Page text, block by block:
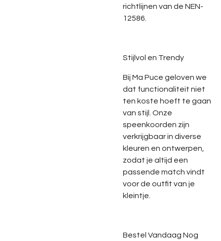
richtlijnen van de NEN-
12586.
Stijlvol en Trendy
Bij Ma Puce geloven we
dat functionaliteit niet
ten koste hoeft te gaan
van stijl. Onze
speenkoorden zijn
verkrijgbaar in diverse
kleuren en ontwerpen,
zodat je altijd een
passende match vindt
voor de outfit van je
kleintje.
Bestel Vandaag Nog